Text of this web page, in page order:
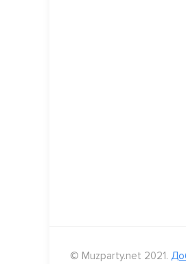
© Muzparty.net 2021.